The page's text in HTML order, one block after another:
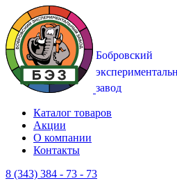
Каталог товаров
Акции
О компании
Контакты
8 (343) 384 - 73 - 73